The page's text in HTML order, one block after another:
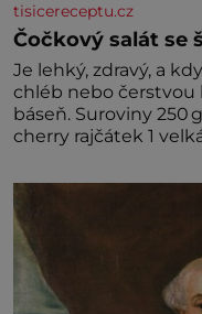
tisicereceptu.cz
Čočkový salát se
Je lehký, zdravý, a
chléb nebo
báseň. Suroviny 250 g vaší oblíbené čočky 150 g
cherry rajčátek 1